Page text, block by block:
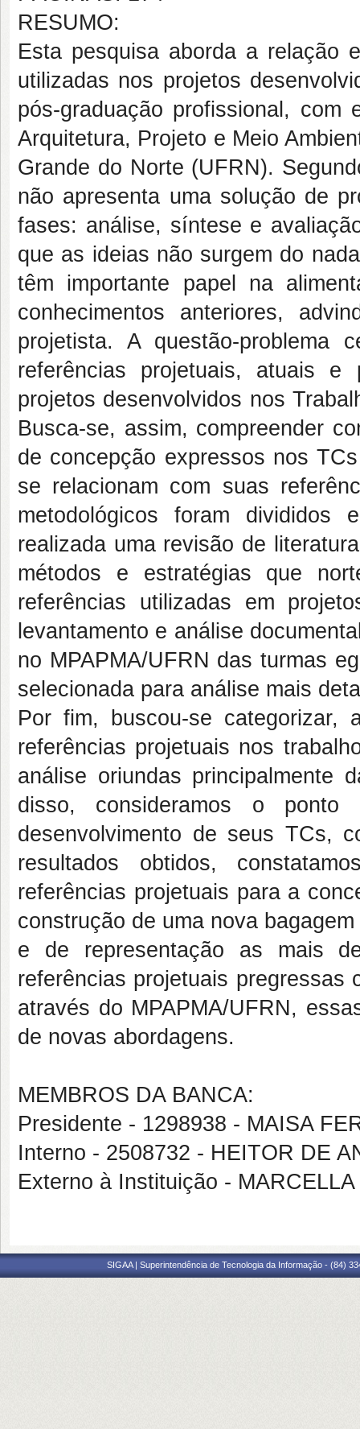
RESUMO:
Esta pesquisa aborda a relação
utilizadas nos projetos
pós-graduação profissional,
Arquitetura, Projeto e Meio
Grande do Norte (UFRN).
não apresenta uma solução de
fases: análise, síntese e
que as ideias não surgem do
têm importante papel na
conhecimentos anteriores,
projetista. A questão-
referências projetuais, atuais e
projetos desenvolvidos nos
Busca-se, assim, compreender
de concepção expressos nos
se relacionam com suas
metodológicos foram divididos
realizada uma revisão de
métodos e estratégias que
referências utilizadas em
levantamento e análise
no MPAPMA/UFRN das turmas
selecionada para análise mais
Por fim, buscou-se
referências projetuais nos
análise oriundas principalmente
disso, consideramos o
desenvolvimento de seus TCs,
resultados obtidos,
referências projetuais para a
construção de uma nova
e de representação as mais
referências projetuais pregressas
através do MPAPMA/UFRN,
de novas abordagens.
MEMBROS DA BANCA:
Presidente - 1298938 - MAISA
Interno - 2508732 - HEITOR DE
Externo à Instituição -
SIGAA | Superintendência de Tecnologia da Informação - (84)